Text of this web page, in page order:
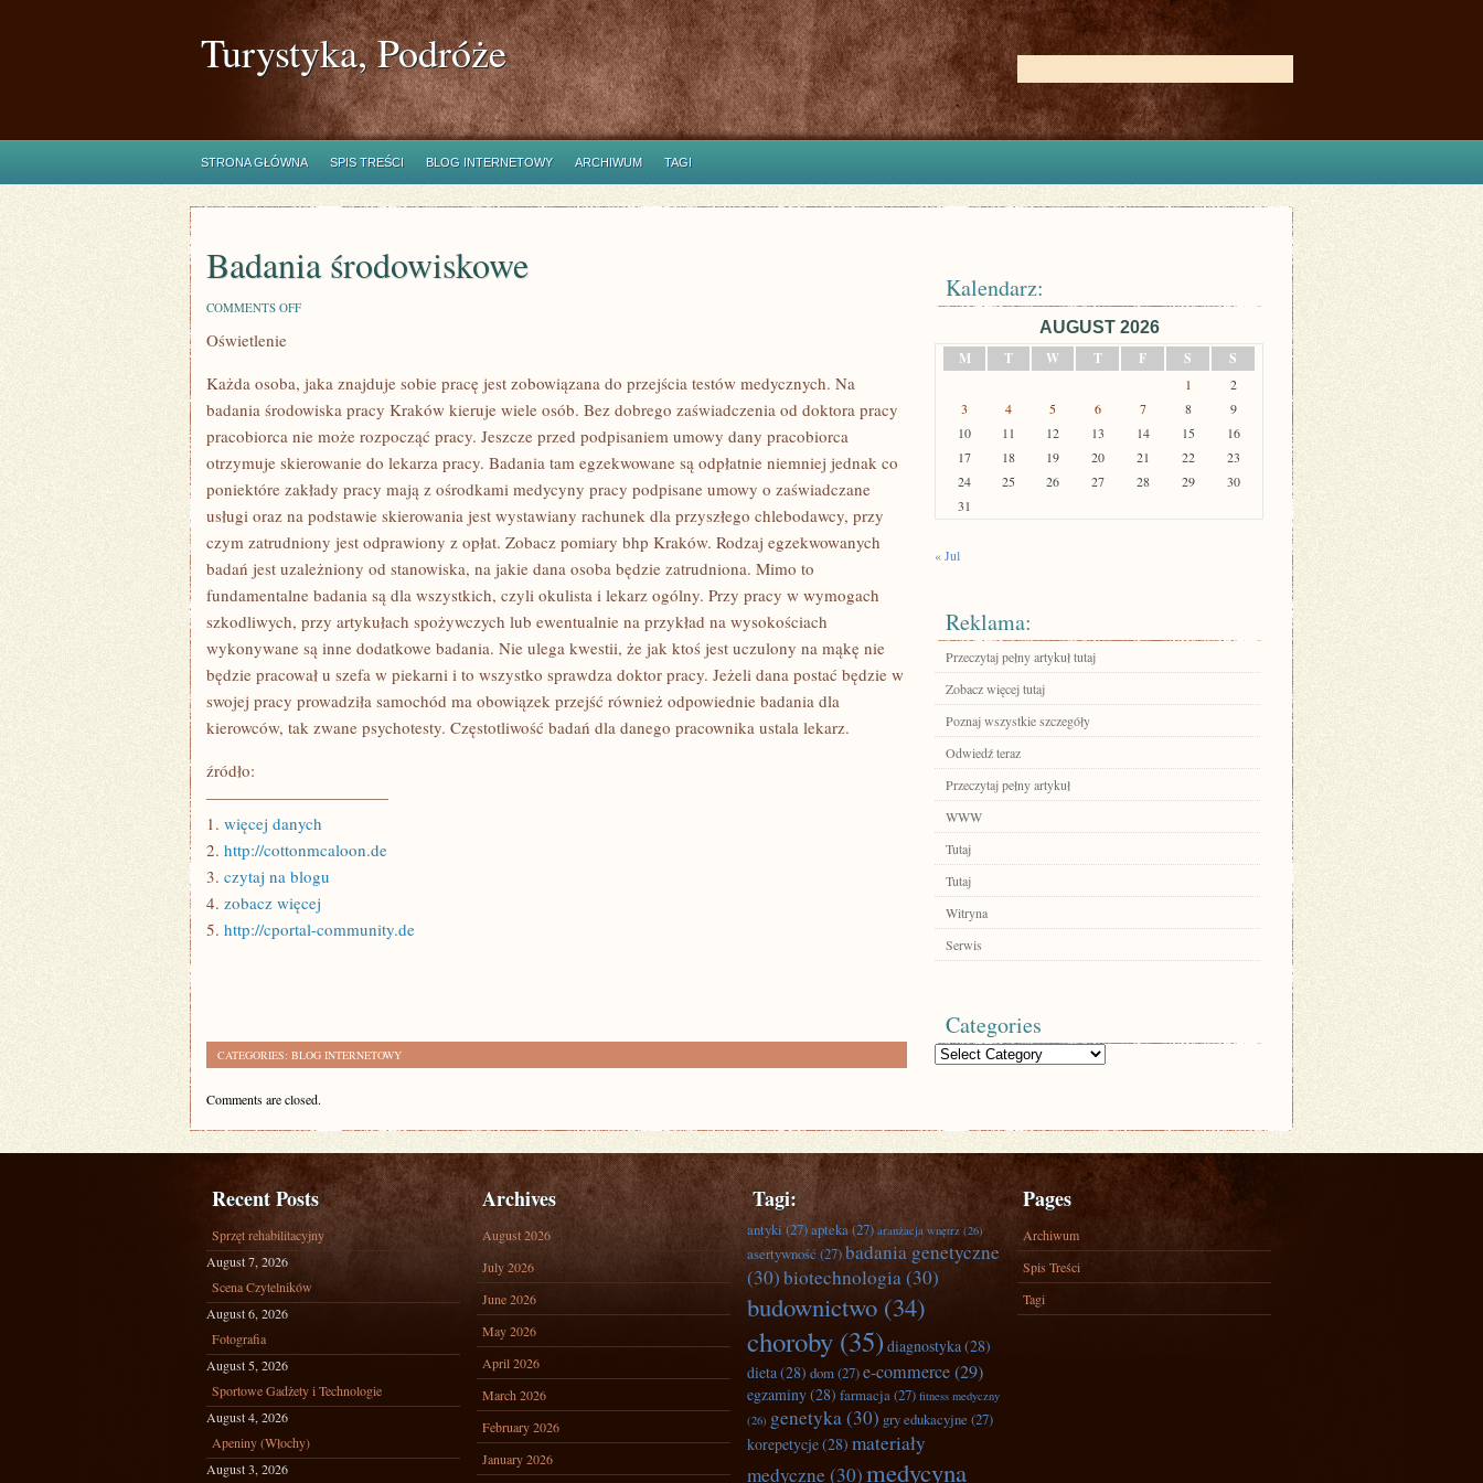
Turystyka, Podróże
STRONA GŁÓWNA SPIS TREŚCI BLOG INTERNETOWY ARCHIWUM TAGI
Badania środowiskowe
COMMENTS OFFON
Oświetlenie
Każda osoba, jaka znajduje sobie pracę jest zobowiązana do przejścia testów medycznych. Na
badania środowiska pracy Kraków kieruje wiele osób. Bez dobrego zaświadczenia od doktora pracy
pracobiorca nie może rozpocząć pracy. Jeszcze przed podpisaniem umowy dany pracobiorca
otrzymuje skierowanie do lekarza pracy. Badania tam egzekwowane są odpłatnie niemniej jednak co
poniektóre zakłady pracy mają z ośrodkami medycyny pracy podpisane umowy o zaświadczane
usługi oraz na podstawie skierowania jest wystawiany rachunek dla przyszłego chlebodawcy, przy
czym zatrudniony jest odprawiony z opłat. Zobacz pomiary bhp Kraków. Rodzaj egzekwowanych
badań jest uzależniony od stanowiska, na jakie dana osoba będzie zatrudniona. Mimo to
fundamentalne badania są dla wszystkich, czyli okulista i lekarz ogólny. Przy pracy w wymogach
szkodliwych, przy artykułach spożywczych lub ewentualnie na przykład na wysokościach
wykonywane są inne dodatkowe badania. Nie ulega kwestii, że jak ktoś jest uczulony na mąkę nie
będzie pracował u szefa w piekarni i to wszystko sprawdza doktor pracy. Jeżeli dana postać będzie w
swojej pracy prowadziła samochód ma obowiązek przejść również odpowiednie badania dla
kierowców, tak zwane psychotesty. Częstotliwość badań dla danego pracownika ustala lekarz.
źródło:
———————————
1. więcej danych
2. http://cottonmcaloon.de
3. czytaj na blogu
4. zobacz więcej
5. http://cportal-community.de
CATEGORIES: BLOG INTERNETOWY
Comments are closed.
Kalendarz:
AUGUST 2026
M
T W T F S S
1
2
3
4 5 6 7 8
9
10
11 12 13 14 15
16
17
18 19 20 21 22
23
24
25 26 27 28 29
30
31
« Jul
Reklama:
Przeczytaj pełny artykuł tutaj
Zobacz więcej tutaj
Poznaj wszystkie szczegóły
Odwiedź teraz
Przeczytaj pełny artykuł
WWW
Tutaj
Tutaj
Witryna
Serwis
Categories
Categories
Recent Posts
Sprzęt rehabilitacyjny
August 7, 2026
Scena Czytelników
August 6, 2026
Fotografia
August 5, 2026
Sportowe Gadżety i Technologie
August 4, 2026
Apeniny (Włochy)
August 3, 2026
Archives
August 2026
July 2026
June 2026
May 2026
April 2026
March 2026
February 2026
January 2026
Tagi:
antyki(27)apteka(27) aranżacja wnętrz (26)
asertywność (27)badania genetyczne
(30)biotechnologia(30)
budownictwo (34)
choroby (35) diagnostyka(28)
dieta(28) dom(27)e-commerce(29)
egzaminy(28) farmacja(27) fitness medyczny
(26) genetyka(30) gry edukacyjne (27)
korepetycje(28) materiały
medyczne (30)medycyna
Pages
Archiwum
Spis Treści
Tagi